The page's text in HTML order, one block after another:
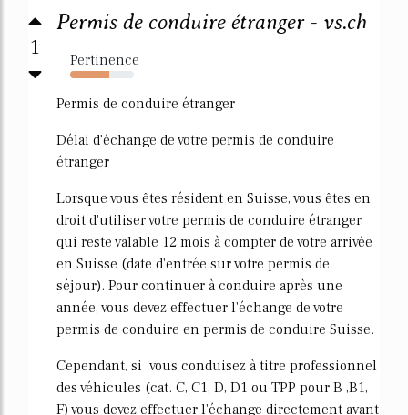
1
Permis de conduire étranger - vs.ch
Pertinence
62%
Permis de conduire étranger
Délai d'échange de votre permis de conduire
étranger
Lorsque vous êtes résident en Suisse, vous êtes en
droit d'utiliser votre permis de conduire étranger
qui reste valable 12 mois à compter de votre arrivée
en Suisse (date d'entrée sur votre permis de
séjour). Pour continuer à conduire après une
année, vous devez effectuer l'échange de votre
permis de conduire en permis de conduire Suisse.
Cependant, si vous conduisez à titre professionnel
des véhicules (cat. C, C1, D, D1 ou TPP pour B ,B1,
F) vous devez effectuer l'échange directement avant